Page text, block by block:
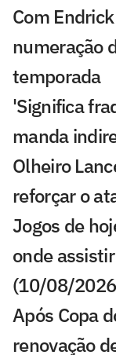
Com
numeração
temporada
'Significa
manda
Olheiro
reforçar o
Jogos de
onde
(10/08/
Após Copa
renovação